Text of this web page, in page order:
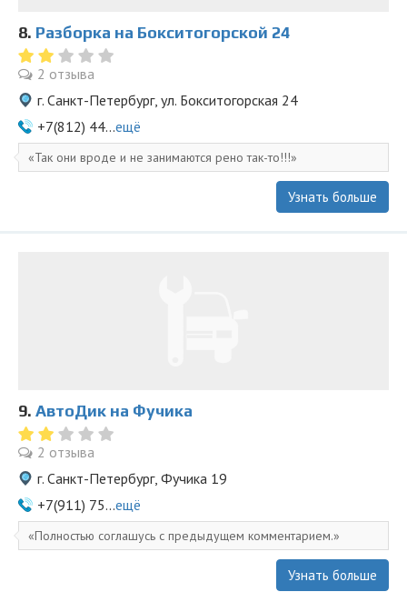
8. Разборка на Бокситогорской 24
2 отзыва
г. Санкт-Петербург, ул. Бокситогорская 24
+7(812) 44...ещё
Так они вроде и не занимаются рено так-то!!!
Узнать больше
9. АвтоДик на Фучика
2 отзыва
г. Санкт-Петербург, Фучика 19
+7(911) 75...ещё
Полностью соглашусь с предыдущем комментарием.
Узнать больше